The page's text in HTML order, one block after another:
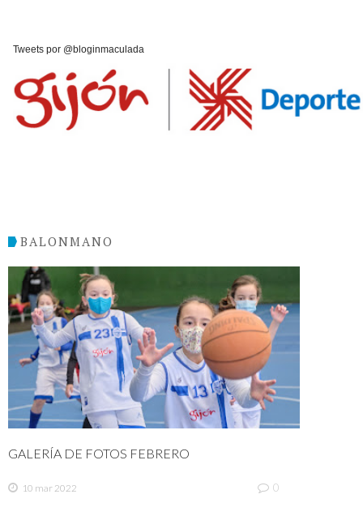
Tweets por @bloginmaculada
BALONMANO
GALERÍA DE FOTOS FEBRERO
10 mar 2022 0